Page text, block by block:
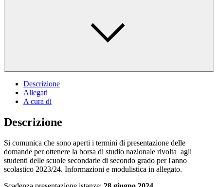
Descrizione
Allegati
A cura di
Descrizione
Si comunica che sono aperti i termini di presentazione delle
domande per ottenere la borsa di studio nazionale rivolta agli
studenti delle scuole secondarie di secondo grado per l'anno
scolastico 2023/24. Informazioni e modulistica in allegato.